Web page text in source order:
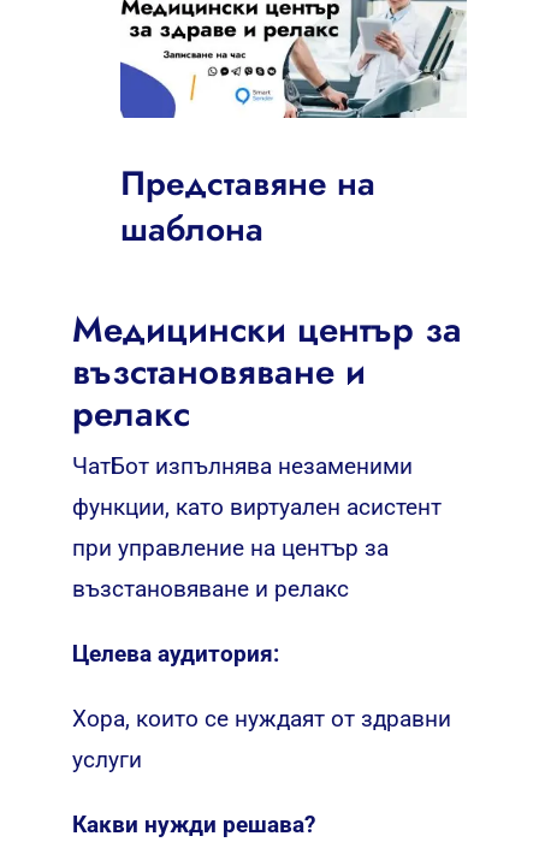
Представяне на
шаблона
Медицински център за
възстановяване и
релакс
ЧатБот изпълнява незаменими
функции, като виртуален асистент
при управление на център за
възстановяване и релакс
Целева аудитория:
Хора, които се нуждаят от здравни
услуги
Какви нужди решава?